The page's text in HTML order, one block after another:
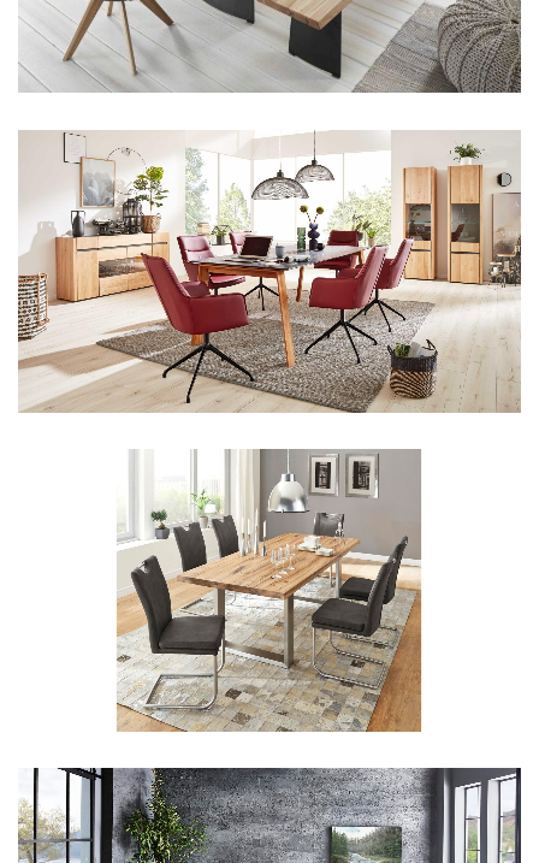
Aus unserem Sortiment
Aus unserem Sortiment
Aus unserem Sortiment